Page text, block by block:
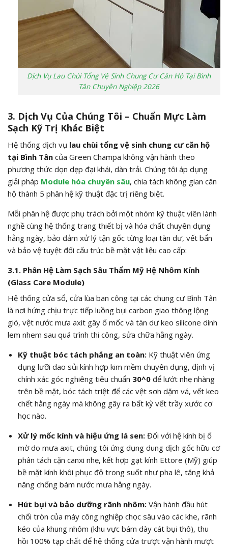
Dịch Vụ Lau Chùi Tổng Vệ Sinh Chung Cư Căn Hộ Tại Bình
Tân Chuyên Nghiệp 2026
3. Dịch Vụ Của Chúng Tôi – Chuẩn Mực Làm
Sạch Kỹ Trị Khác Biệt
Hệ thống dịch vụ lau chùi tổng vệ sinh chung cư căn hộ
tại Bình Tân của Green Champa không vận hành theo
phương thức dọn dẹp đại khái, dàn trải. Chúng tôi áp dụng
giải pháp Module hóa chuyên sâu, chia tách không gian căn
hộ thành 5 phân hệ kỹ thuật đặc trị riêng biệt.
Mỗi phân hệ được phụ trách bởi một nhóm kỹ thuật viên lành
nghề cùng hệ thống trang thiết bị và hóa chất chuyên dụng
hằng ngày, bảo đảm xử lý tận gốc từng loại tàn dư, vết bẩn
và bảo vệ tuyệt đối cấu trúc bề mặt vật liệu cao cấp:
3.1. Phân Hệ Làm Sạch Sâu Thẩm Mỹ Hệ Nhôm Kính
(Glass Care Module)
Hệ thống cửa sổ, cửa lùa ban công tại các chung cư Bình Tân
là nơi hứng chịu trực tiếp luồng bụi carbon giao thông lộng
gió, vệt nước mưa axit gây ố mốc và tàn dư keo silicone dính
lem nhem sau quá trình thi công, sửa chữa hằng ngày.
Kỹ thuật bóc tách phẳng an toàn:Kỹ thuật viên ứng
dụng lưỡi dao sủi kính hợp kim mềm chuyên dụng, định vị
chính xác góc nghiêng tiêu chuẩn 30^0 để lướt nhẹ nhàng
trên bề mặt, bóc tách triệt để các vệt sơn dặm vá, vết keo
chết hằng ngày mà không gây ra bất kỳ vết trầy xước cơ
học nào.
Xử lý mốc kính và hiệu ứng lá sen:Đối với hệ kính bị ố
mờ do mưa axit, chúng tôi ứng dụng dung dịch gốc hữu cơ
phân tách cặn canxi nhẹ, kết hợp gạt kính Ettore (Mỹ) giúp
bề mặt kính khôi phục độ trong suốt như pha lê, tăng khả
năng chống bám nước mưa hằng ngày.
Hút bụi và bảo dưỡng rãnh nhôm:Vận hành đầu hút
chổi tròn của máy công nghiệp chọc sâu vào các khe, rãnh
kéo của khung nhôm (khu vực bám dày cát bụi thô), thu
hồi 100% tạp chất để hệ thống cửa trượt vận hành mượt